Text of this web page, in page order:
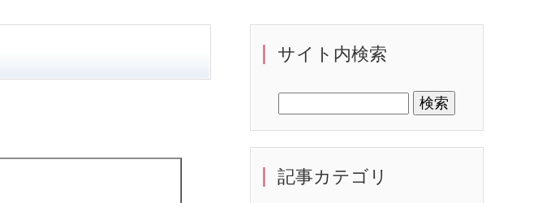
サイト内検索
記事カテゴリ